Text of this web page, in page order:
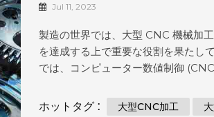
Jul 11, 2023
製造の世界では、大型 CNC 機械加
を達成する上で重要な役割を果たし
では、コンピューター数値制御
トの製造が必要な業界は、その需要
ホットタグ : 大型CNC加工